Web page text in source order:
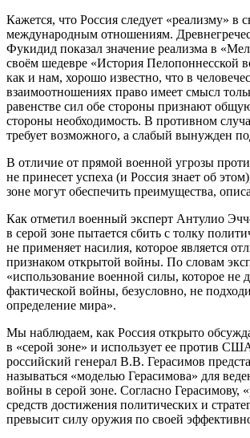
Кажется, что Россия следует «реализму» в
международным отношениям.
Фукидид показал значение реализма в
своём шедевре «История Пелопоннесской
как и нам, хорошо известно, что в
взаимоотношениях право имеет смысл
равенстве сил обе стороны признают
стороны необходимость. В противном
требует возможного, а слабый вынужден
В отличие от прямой военной угрозы
не принесет успеха (и Россия знает об
зоне могут обеспечить преимущества,
Как отметил военный эксперт Антулио
в серой зоне пытается сбить с толку
не применяет насилия, которое является
признаком открытой войны. По словам
«использование военной силы, которое не
фактической войны, безусловно, не
определение мира».
Мы наблюдаем, как Россия открыто
в «серой зоне» и использует ее против
российский генерал В.В. Герасимов
называться «моделью Герасимова» для
войны в серой зоне. Согласно Герасимову,
средств достижения политических и
превысит силу оружия по своей